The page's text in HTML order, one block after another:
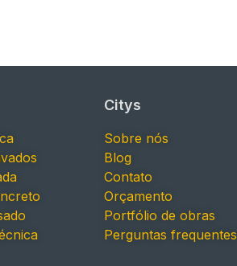
Citys
Sobre nós
Blog
Contato
Orçamento
Portfólio de obras
Perguntas frequentes